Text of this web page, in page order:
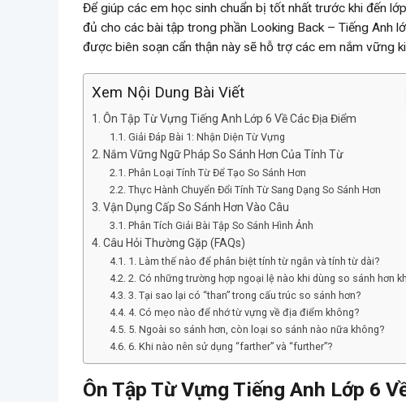
Để giúp các em học sinh chuẩn bị tốt nhất trước khi đến
đủ cho các bài tập trong phần Looking Back – Tiếng Anh
được biên soạn cẩn thận này sẽ hỗ trợ các em nắm vững
Xem Nội Dung Bài Viết
Ôn Tập Từ Vựng Tiếng Anh Lớp 6 Về Các Địa Điểm
Giải Đáp Bài 1: Nhận Diện Từ Vựng
Nắm Vững Ngữ Pháp So Sánh Hơn Của Tính Từ
Phân Loại Tính Từ Để Tạo So Sánh Hơn
Thực Hành Chuyển Đổi Tính Từ Sang Dạng So Sánh Hơn
Vận Dụng Cấp So Sánh Hơn Vào Câu
Phân Tích Giải Bài Tập So Sánh Hình Ảnh
Câu Hỏi Thường Gặp (FAQs)
1. Làm thế nào để phân biệt tính từ ngắn và tính từ dài?
2. Có những trường hợp ngoại lệ nào khi dùng so sánh hơn
3. Tại sao lại có “than” trong cấu trúc so sánh hơn?
4. Có mẹo nào để nhớ từ vựng về địa điểm không?
5. Ngoài so sánh hơn, còn loại so sánh nào nữa không?
6. Khi nào nên sử dụng “farther” và “further”?
Ôn Tập Từ Vựng Tiếng Anh Lớp 6